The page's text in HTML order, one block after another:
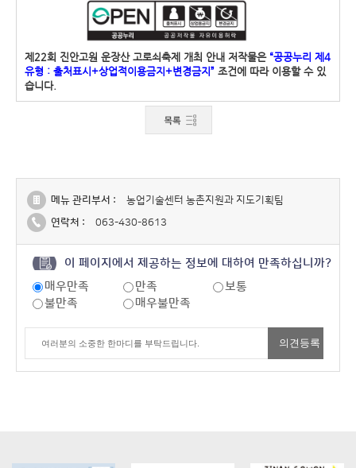
제22회 진안고원 운장산 고로쇠축제 개최 안내 저작물은 “공공누리 제4
유형 : 출처표시+상업적이용금지+변경금지” 조건에 따라 이용할 수 있
습니다.
메뉴 관리부서 :
농업기술센터 농촌지원과 지도기획팀
연락처 :
063-430-8613
이 페이지에서 제공하는 정보에 대하여 만족하십니까?
매우만족
만족
보통
불만족
매우불만족